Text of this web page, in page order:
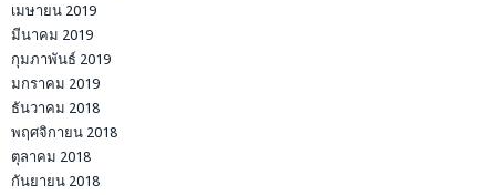
เมษายน 2019
มีนาคม 2019
กุมภาพันธ์ 2019
มกราคม 2019
ธันวาคม 2018
พฤศจิกายน 2018
ตุลาคม 2018
กันยายน 2018